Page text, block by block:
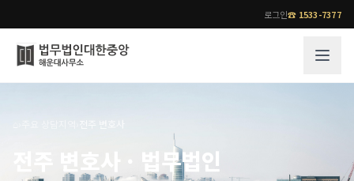
로그인☎ 1533-7377
오시는 길
성공사례
기업 인사이트
전주 변호사
전주 변호사 · 법무법인